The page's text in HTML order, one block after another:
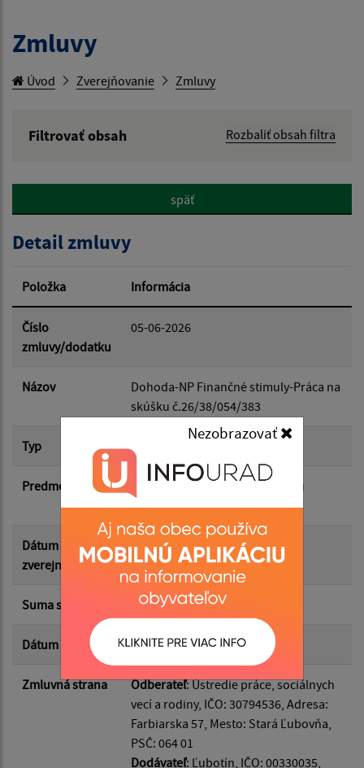
Nezobrazovať
Zmluvy
Úvod Zverejňovanie Zmluvy
Filtrovať obsah
Rozbaliť obsah filtra
Hľadať v:
Dátum od:
Dátum do:
Suma od:
Suma do:
Typ:
Filtrovať Reset
späť
Detail zmluvy
Položka Informácia
Číslo
zmluvy/dodatku
05-06-2026
Názov
Dohoda-NP Finančné stimuly-Práca na
skúšku č.26/38/054/383
Typ Hlavná zmluva
Predmet
Finančný príspevok na podporu
vytvorenia pracovných miest
Dátum
zverejnenia
29.06.2026
Suma s DPH* 968.37 €
Dátum uzavretia 26.06.2026
Zmluvná strana Odberateľ: Ústredie práce, sociálnych
vecí a rodiny, IČO: 30794536, Adresa:
Farbiarska 57, Mesto: Stará Ľubovňa,
PSČ: 064 01
Dodávateľ: Ľubotín, IČO: 00330035,